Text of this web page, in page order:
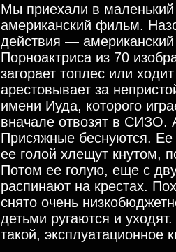
Мы приехали в маленький
американский фильм.
действия —
Порноактриса из 70
загорает топлес или
арестовывает за
имени Иуда, которого
вначале отвозят в СИЗО.
Присяжные беснуются. Ее
ее голой хлещут кнутом,
Потом ее голую, еще с
распинают на крестах.
снято очень
детьми ругаются и
такой, эксплуатационное